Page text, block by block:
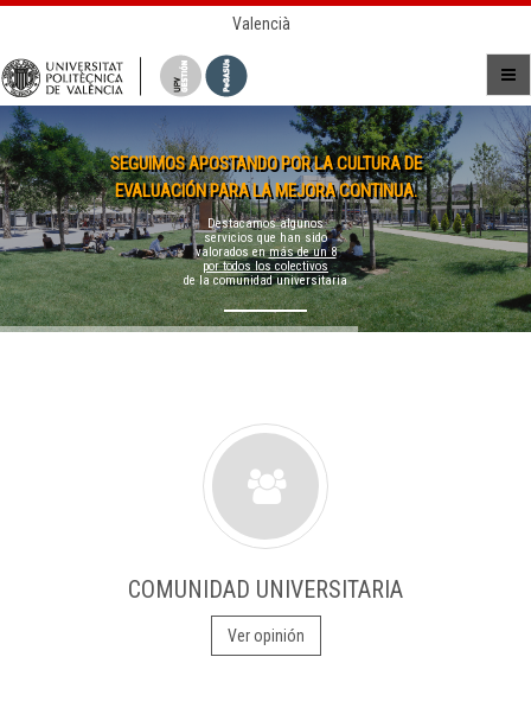
Valencià
SEGUIMOS APOSTANDO POR LA CULTURA DE
EVALUACIÓN PARA LA MEJORA CONTINUA.
Destacamos algunos
servicios que han sido
valorados enmás de un 8
por todos los colectivos
de la comunidad universitaria
COMUNIDAD UNIVERSITARIA
Ver opinión